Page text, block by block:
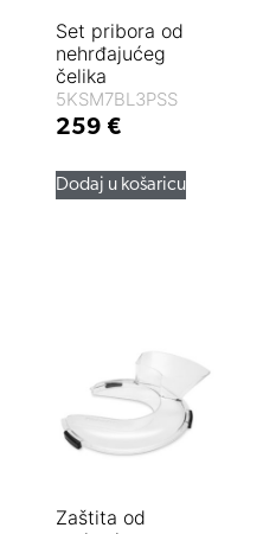
Set pribora od
nehrđajućeg
čelika
5KSM7BL3PSS
259 €
Dodaj u košaricu
Zaštita od